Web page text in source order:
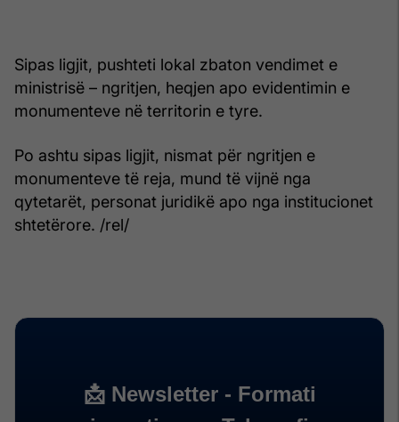
Sipas ligjit, pushteti lokal zbaton vendimet e
ministrisë – ngritjen, heqjen apo evidentimin e
monumenteve në territorin e tyre.
Po ashtu sipas ligjit, nismat për ngritjen e
monumenteve të reja, mund të vijnë nga
qytetarët, personat juridikë apo nga institucionet
shtetërore. /rel/